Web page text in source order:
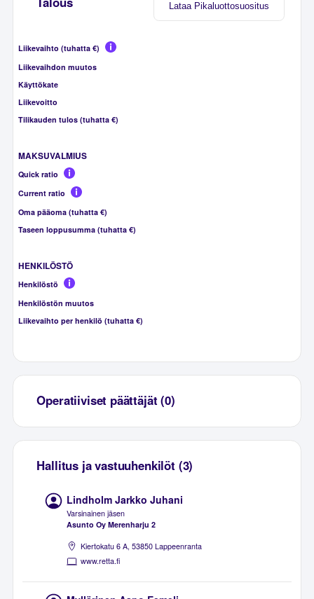
Lataa Pikaluottosuositus
Liikevaihto (tuhatta €)
Liikevaihdon muutos
Käyttökate
Liikevoitto
Tilikauden tulos (tuhatta €)
MAKSUVALMIUS
Quick ratio
Current ratio
Oma pääoma (tuhatta €)
Taseen loppusumma (tuhatta €)
HENKILÖSTÖ
Henkilöstö
Henkilöstön muutos
Liikevaihto per henkilö (tuhatta €)
Operatiiviset päättäjät (0)
Hallitus ja vastuuhenkilöt (3)
Lindholm Jarkko Juhani
Varsinainen jäsen
Asunto Oy Merenharju 2
Kiertokatu 6 A, 53850 Lappeenranta
www.retta.fi